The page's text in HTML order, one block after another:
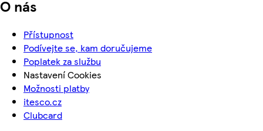
O nás
Přístupnost
Podívejte se, kam doručujeme
Poplatek za službu
Nastavení Cookies
Možnosti platby
itesco.cz
Clubcard